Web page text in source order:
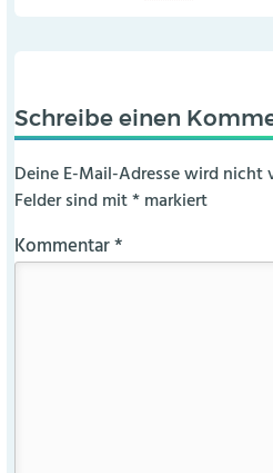
Schreibe einen
Deine E-Mail-Adresse wird nicht
Felder sind mit*markiert
Kommentar*